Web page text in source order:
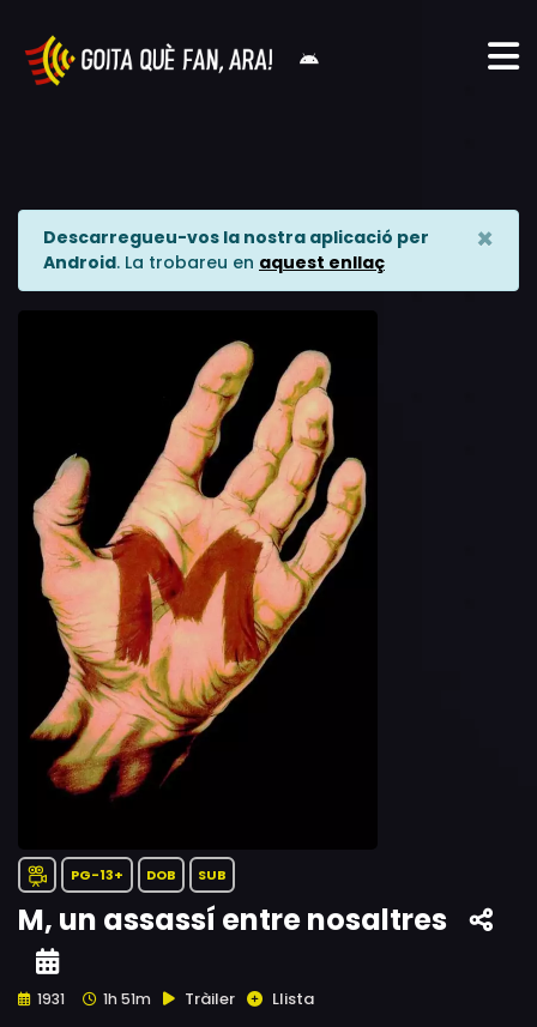
Descarregueu-vos la nostra aplicació per
Android. La trobareu en aquest enllaç
×
PG-13+ DOB SUB
M, un assassí entre nosaltres
1931 1h 51m Tràiler Llista